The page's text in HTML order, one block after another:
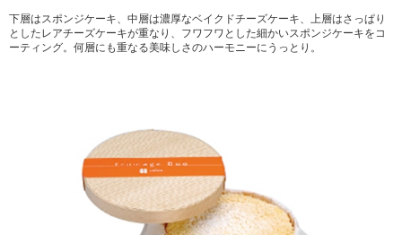
下層はスポンジケーキ、中層は濃厚なベイクドチーズケーキ、上層はさっぱり
としたレアチーズケーキが重なり、フワフワとした細かいスポンジケーキをコ
ーティング。何層にも重なる美味しさのハーモニーにうっとり。